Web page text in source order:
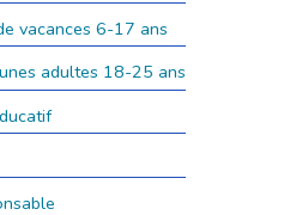
vacances 6-17 ans
adultes 18-25 ans